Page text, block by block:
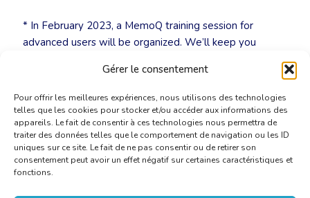
Gérer le consentement
Pour offrir les meilleures expériences, nous utilisons des technologies
telles que les cookies pour stocker et/ou accéder aux informations des
appareils. Le fait de consentir à ces technologies nous permettra de
traiter des données telles que le comportement de navigation ou les ID
uniques sur ce site. Le fait de ne pas consentir ou de retirer son
consentement peut avoir un effet négatif sur certaines caractéristiques et
fonctions.
* In February 2023, a MemoQ training session for
advanced users will be organized. We’ll keep you